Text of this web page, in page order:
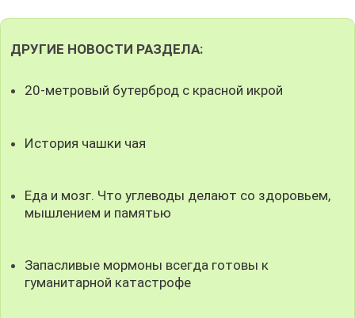
ДРУГИЕ НОВОСТИ РАЗДЕЛА:
20-метровый бутерброд с красной икрой
История чашки чая
Еда и мозг. Что углеводы делают со здоровьем,
мышлением и памятью
Запасливые мормоны всегда готовы к
гуманитарной катастрофе